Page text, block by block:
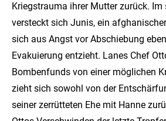
Kriegstrauma ihrer Mutter zurück. Im
versteckt sich Junis, ein
sich aus Angst vor Abschiebung
Evakuierung entzieht. Lanes Chef
Bombenfunds von einer möglichen
zieht sich sowohl von der
seiner zerrütteten Ehe mit Hanne